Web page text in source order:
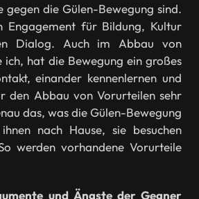
gegen die Gülen-Bewegung sind.
Engagement für Bildung, Kultur
Dialog. Auch im Abbau von
ich, hat die Bewegung ein großes
einander kennenlernen und
den Abbau von Vorurteilen sehr
das, was die Gülen-Bewegung
nach Hause, sie besuchen
werden vorhandene Vorurteile
und Ängste der Gegner